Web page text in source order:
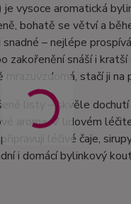
vysoce aromatická
bohatě se větví a
– nejlépe
zakořenění snáší i
stačí ji
listy – skvěle
aroma. V lidovém
léčivé čaje,
i domácí bylinkový